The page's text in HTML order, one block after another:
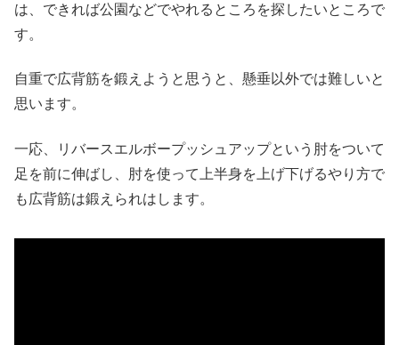
は、できれば公園などでやれるところを探したいところで
す。
自重で広背筋を鍛えようと思うと、懸垂以外では難しいと
思います。
一応、リバースエルボープッシュアップという肘をついて
足を前に伸ばし、肘を使って上半身を上げ下げるやり方で
も広背筋は鍛えられはします。